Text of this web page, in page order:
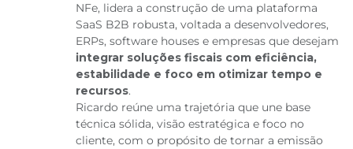
NFe, lidera a construção de uma plataforma
SaaS B2B robusta, voltada a desenvolvedores,
ERPs, software houses e empresas que desejam
integrar soluções fiscais com eficiência,
estabilidade e foco em otimizar tempo e
recursos.
Ricardo reúne uma trajetória que une base
técnica sólida, visão estratégica e foco no
cliente, com o propósito de tornar a emissão